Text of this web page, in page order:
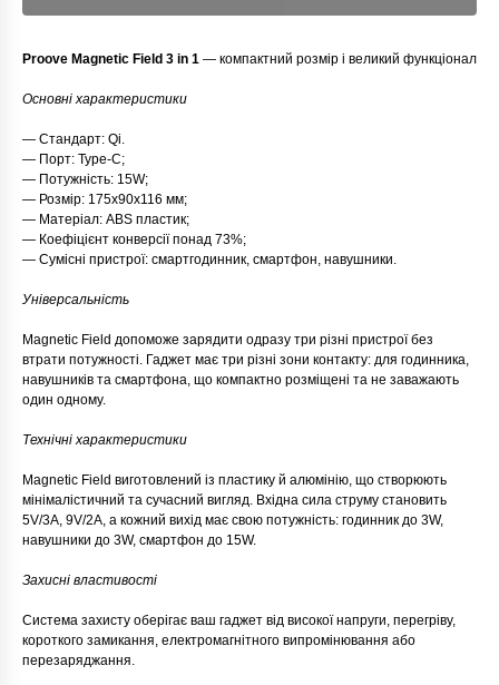
Proove Magnetic Field 3 in 1 — компактний розмір і великий функціонал
Основні характеристики
— Стандарт: Qi.
— Порт: Type-C;
— Потужність: 15W;
— Розмір: 175х90х116 мм;
— Матеріал: ABS пластик;
— Коефіцієнт конверсії понад 73%;
— Сумісні пристрої: смартгодинник, смартфон, навушники.
Універсальність
Magnetic Field допоможе зарядити одразу три різні пристрої без
втрати потужності. Гаджет має три різні зони контакту: для годинника,
навушників та смартфона, що компактно розміщені та не заважають
один одному.
Технічні характеристики
Magnetic Field виготовлений із пластику й алюмінію, що створюють
мінімалістичний та сучасний вигляд. Вхідна сила струму становить
5V/3A, 9V/2A, а кожний вихід має свою потужність: годинник до 3W,
навушники до 3W, смартфон до 15W.
Захисні властивості
Система захисту оберігає ваш гаджет від високої напруги, перегріву,
короткого замикання, електромагнітного випромінювання або
перезаряджання.